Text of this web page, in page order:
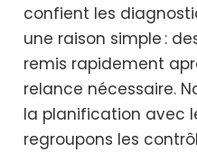
confient les
une raison simple :
remis rapidement
relance nécessaire.
la planification avec
regroupons les